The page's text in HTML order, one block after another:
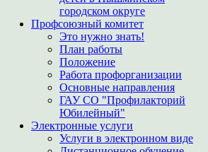
городском округе
Профсоюзный комитет
Это нужно знать!
План работы
Положение
Работа профорганизации
Основные направления
ГАУ СО "Профилакторий
Юбилейный"
Электронные услуги
Услуги в электронном виде